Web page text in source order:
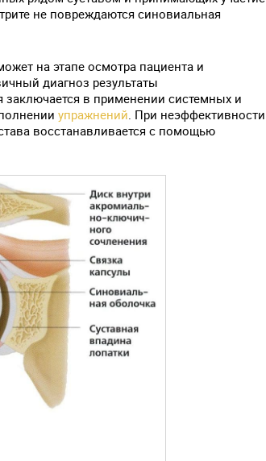
не повреждаются синовиальная
на этапе осмотра пациента и
диагноз результаты
в применении системных и
упражнений. При неэффективности
восстанавливается с помощью